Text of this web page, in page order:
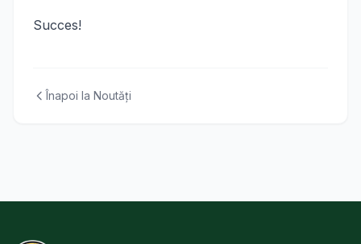
Succes!
Înapoi la Noutăți